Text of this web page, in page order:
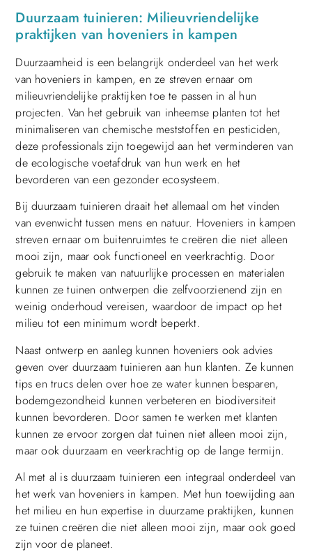
Duurzaam tuinieren: Milieuvriendelijke
praktijken van hoveniers in kampen
Duurzaamheid is een belangrijk onderdeel van het werk
van hoveniers in kampen, en ze streven ernaar om
milieuvriendelijke praktijken toe te passen in al hun
projecten. Van het gebruik van inheemse planten tot het
minimaliseren van chemische meststoffen en pesticiden,
deze professionals zijn toegewijd aan het verminderen van
de ecologische voetafdruk van hun werk en het
bevorderen van een gezonder ecosysteem.
Bij duurzaam tuinieren draait het allemaal om het vinden
van evenwicht tussen mens en natuur. Hoveniers in kampen
streven ernaar om buitenruimtes te creëren die niet alleen
mooi zijn, maar ook functioneel en veerkrachtig. Door
gebruik te maken van natuurlijke processen en materialen
kunnen ze tuinen ontwerpen die zelfvoorzienend zijn en
weinig onderhoud vereisen, waardoor de impact op het
milieu tot een minimum wordt beperkt.
Naast ontwerp en aanleg kunnen hoveniers ook advies
geven over duurzaam tuinieren aan hun klanten. Ze kunnen
tips en trucs delen over hoe ze water kunnen besparen,
bodemgezondheid kunnen verbeteren en biodiversiteit
kunnen bevorderen. Door samen te werken met klanten
kunnen ze ervoor zorgen dat tuinen niet alleen mooi zijn,
maar ook duurzaam en veerkrachtig op de lange termijn.
Al met al is duurzaam tuinieren een integraal onderdeel van
het werk van hoveniers in kampen. Met hun toewijding aan
het milieu en hun expertise in duurzame praktijken, kunnen
ze tuinen creëren die niet alleen mooi zijn, maar ook goed
zijn voor de planeet.